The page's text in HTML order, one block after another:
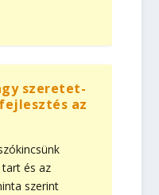
szeretet-
az
és az
szerint